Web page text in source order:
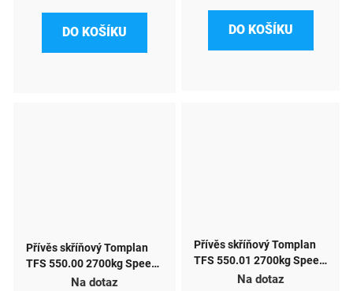
DO KOŠÍKU DO KOŠÍKU
Přívěs skříňový Tomplan
TFS 550.00 2700kg Speed
caravan vč. zadních dvoukř.
Na dotaz
Přívěs skříňový Tomplan
TFS 550.01 2700kg Speed
caravan vč. zadní rampy
Na dotaz